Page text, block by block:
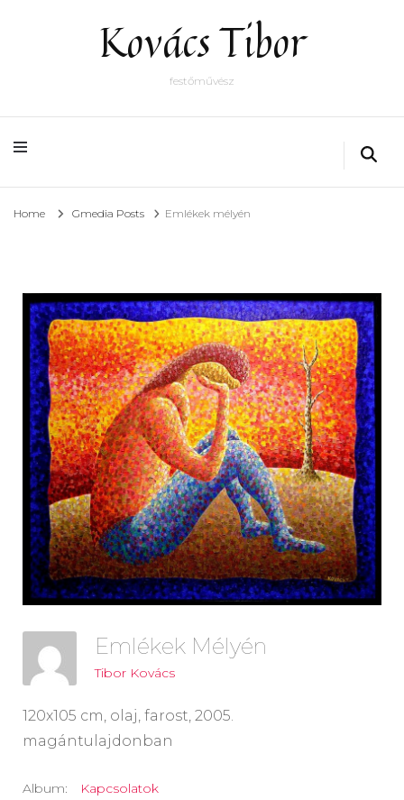
Kovács Tibor
festőművész
Home Gmedia Posts Emlékek mélyén
Emlékek Mélyén
Tibor Kovács
120x105 cm, olaj, farost, 2005.
magántulajdonban
Album:
Kapcsolatok